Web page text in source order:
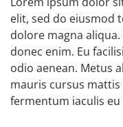
elit, sed do eiusmod
dolore magna
donec enim. Eu
odio aenean. Metus
mauris cursus
fermentum iaculis